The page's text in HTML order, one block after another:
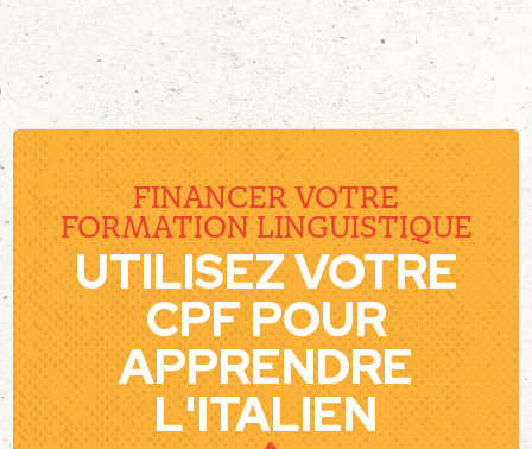
FINANCER VOTRE
FORMATION LINGUISTIQUE​
UTILISEZ VOTRE
CPF POUR
APPRENDRE
L'ITALIEN​